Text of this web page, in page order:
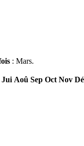
: Mars.
Jui Aoû Sep Oct Nov